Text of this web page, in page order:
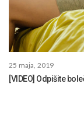
25 maja, 2019
[VIDEO] Odpišite